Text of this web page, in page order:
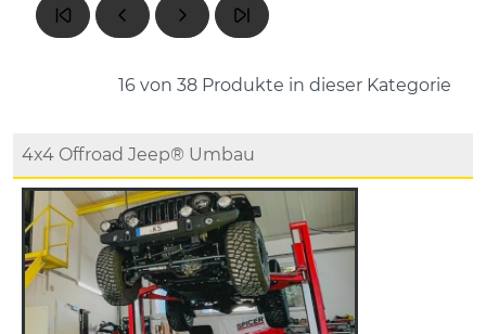
16 von 38 Produkte in dieser Kategorie
4x4 Offroad Jeep® Umbau